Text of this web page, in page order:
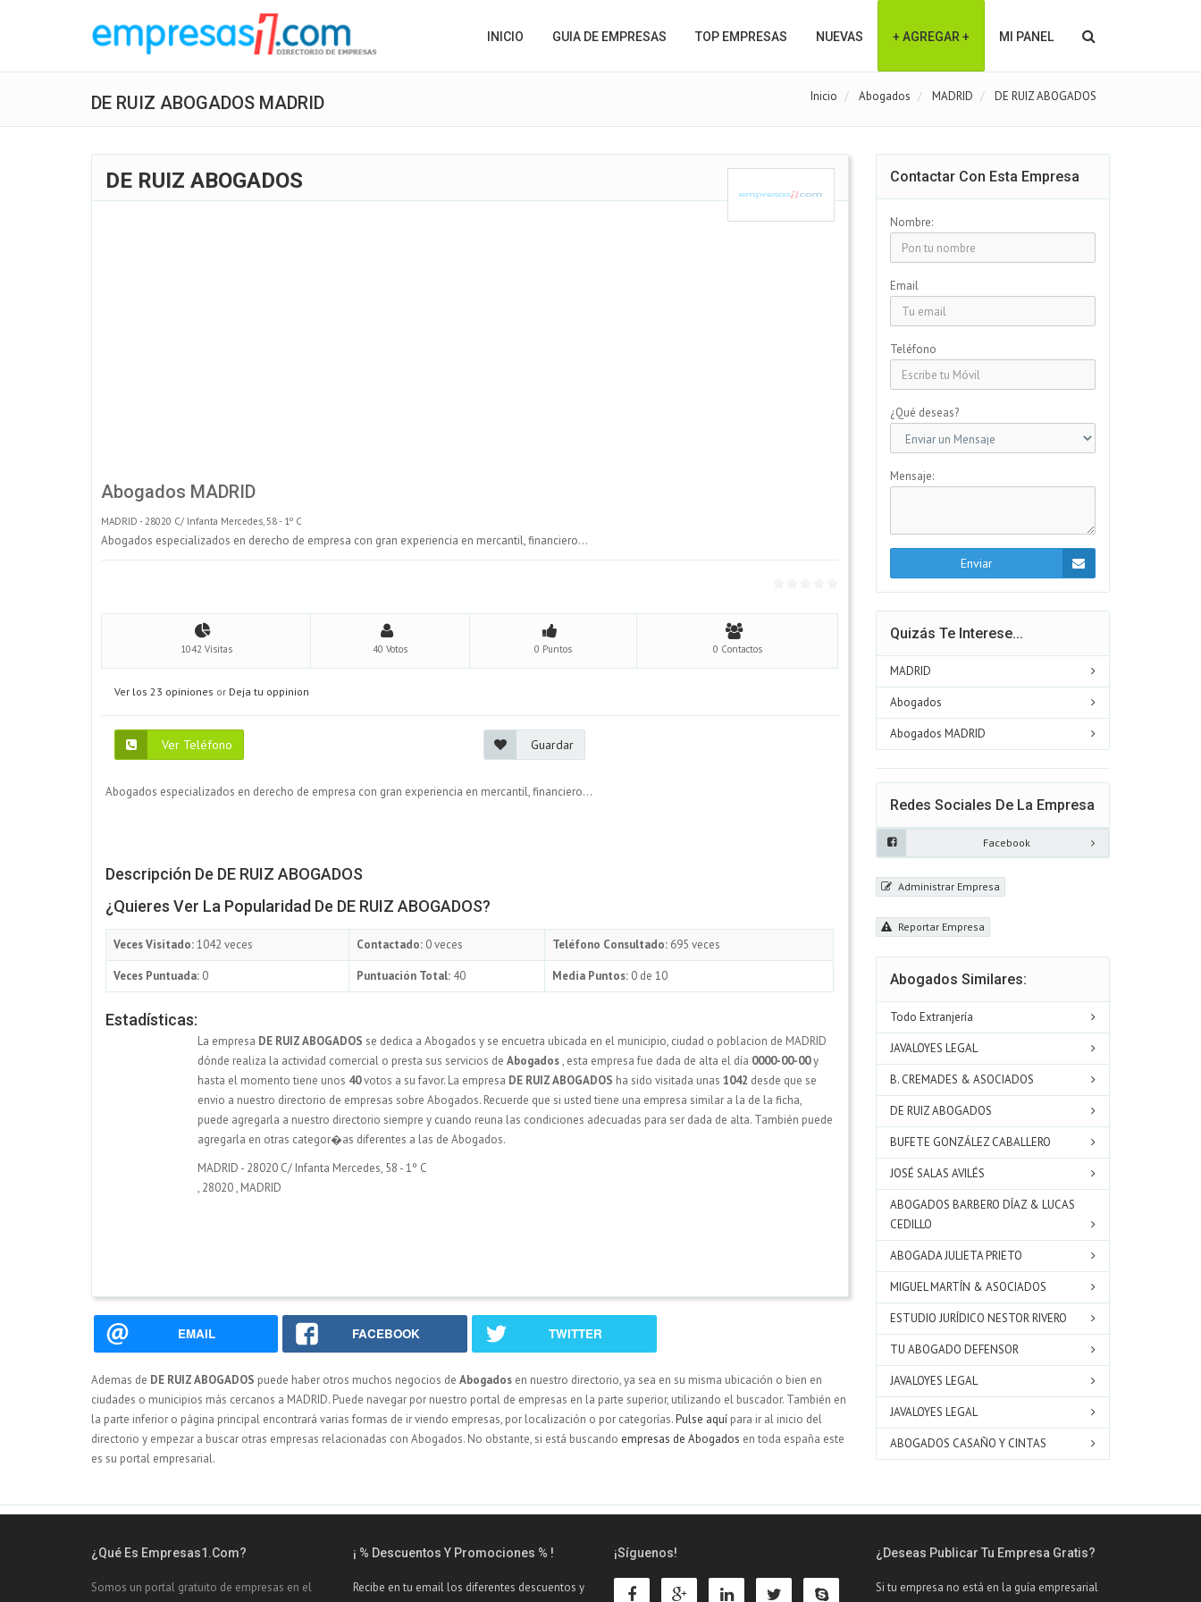
INICIO GUIA DE EMPRESAS TOP EMPRESAS NUEVAS + AGREGAR + MI PANEL
DE RUIZ ABOGADOS MADRID Inicio Abogados MADRID DE RUIZ ABOGADOS
DE RUIZ ABOGADOS
Abogados MADRID
MADRID - 28020 C/ Infanta Mercedes, 58 - 1º C
Abogados especializados en derecho de empresa con gran experiencia en mercantil, financiero...
1042 Visitas 40 Votos 0 Puntos 0 Contactos
Ver los 23 opiniones or Deja tu oppinion
Ver Teléfono Guardar
Abogados especializados en derecho de empresa con gran experiencia en mercantil, financiero...
Descripción De DE RUIZ ABOGADOS
¿Quieres Ver La Popularidad De DE RUIZ ABOGADOS?
Veces Visitado:1042 veces Contactado: 0 veces Teléfono Consultado: 695 veces
Veces Puntuada: 0 Puntuación Total: 40 Media Puntos: 0 de 10
Estadísticas:
La empresa DE RUIZ ABOGADOS se dedica a Abogados y se encuetra ubicada en el municipio, ciudad o poblacion de MADRID
dónde realiza la actividad comercial o presta sus servicios de Abogados, esta empresa fue dada de alta el día 0000-00-00y
hasta el momento tiene unos 40votos a su favor. La empresa DE RUIZ ABOGADOS ha sido visitada unas 1042 desde que se
envio a nuestro directorio de empresas sobre Abogados. Recuerde que si usted tiene una empresa similar a la de la ficha,
puede agregarla a nuestro directorio siempre y cuando reuna las condiciones adecuadas para ser dada de alta. También puede
agregarla en otras categor�as diferentes a las de Abogados.
MADRID - 28020 C/ Infanta Mercedes, 58 - 1º C
, 28020, MADRID
EMAIL FACEBOOK TWITTER
Ademas de DE RUIZ ABOGADOS puede haber otros muchos negocios de Abogados en nuestro directorio, ya sea en su misma ubicación o bien en
ciudades o municipios más cercanos a MADRID. Puede navegar por nuestro portal de empresas en la parte superior, utilizando el buscador. También en
la parte inferior o página principal encontrará varias formas de ir viendo empresas, por localización o por categorías.Pulse aquí para ir al inicio del
directorio y empezar a buscar otras empresas relacionadas con Abogados. No obstante, si está buscando empresas de Abogados en toda españa este
es su portal empresarial.
Contactar Con Esta Empresa
Nombre:
Email
Teléfono
¿Qué deseas?
Mensaje:
Enviar
Quizás Te Interese...
MADRID
Abogados
Abogados MADRID
Redes Sociales De La Empresa
Facebook
Administrar Empresa
Reportar Empresa
Abogados Similares:
Todo Extranjería
JAVALOYES LEGAL
B. CREMADES & ASOCIADOS
DE RUIZ ABOGADOS
BUFETE GONZÁLEZ CABALLERO
JOSÉ SALAS AVILÉS
ABOGADOS BARBERO DÍAZ & LUCAS
CEDILLO
ABOGADA JULIETA PRIETO
MIGUEL MARTÍN & ASOCIADOS
ESTUDIO JURÍDICO NESTOR RIVERO
TU ABOGADO DEFENSOR
JAVALOYES LEGAL
JAVALOYES LEGAL
ABOGADOS CASAÑO Y CINTAS
¿Qué Es Empresas1.com?
Somos un portal gratuito de empresas en el
¡ % Descuentos Y Promociones % !
Recibe en tu email los diferentes descuentos y
¡Síguenos! ¿Deseas Publicar Tu Empresa Gratis?
Si tu empresa no está en la guía empresarial